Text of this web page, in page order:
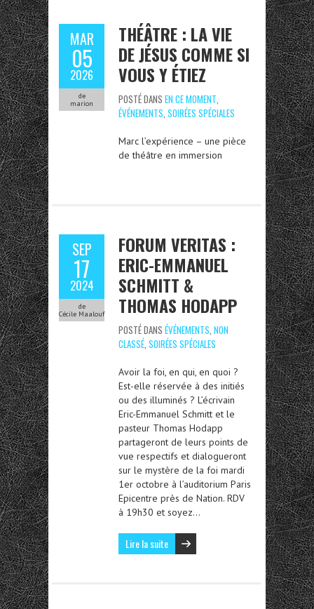
MAR
05
2026
de
marion
THÉÂTRE : LA VIE
DE JÉSUS COMME SI
VOUS Y ÉTIEZ
POSTÉ DANS EN CE MOMENT,
ÉVÉNEMENTS, SOIRÉES SPÉCIALES
Marc l’expérience – une pièce
de théâtre en immersion
SEP
17
2024
de
Cécile Maalouf
FORUM VERITAS :
ERIC-EMMANUEL
SCHMITT &
THOMAS HODAPP
POSTÉ DANS ÉVÉNEMENTS, NON
CLASSÉ, SOIRÉES SPÉCIALES
Avoir la foi, en qui, en quoi ?
Est-elle réservée à des initiés
ou des illuminés ? L’écrivain
Eric-Emmanuel Schmitt et le
pasteur Thomas Hodapp
partageront de leurs points de
vue respectifs et dialogueront
sur le mystère de la foi mardi
1er octobre à l’auditorium Paris
Epicentre près de Nation. RDV
à 19h30 et soyez…
Lire la suite